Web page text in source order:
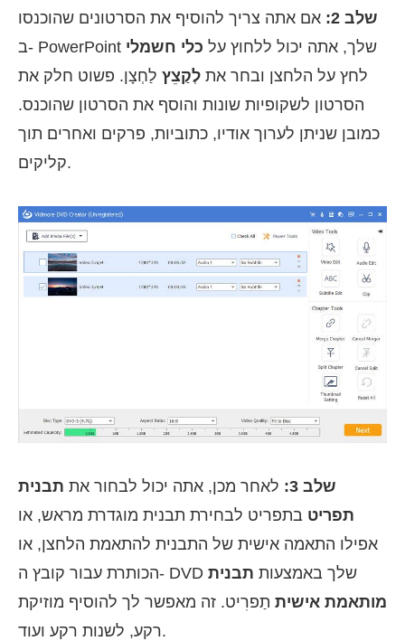
שלב 2:
אם אתה צריך להוסיף את הסרטונים שהוכנסו
ב- PowerPoint שלך, אתה יכול ללחוץ על כלי חשמלי
לחץ על הלחצן ובחר את לְקַצֵץ לַחְצָן. פשוט חלק את
הסרטון לשקופיות שונות והוסף את הסרטון שהוכנס.
כמובן שניתן לערוך אודיו, כתוביות, פרקים ואחרים תוך
קליקים.
שלב 3: לאחר מכן, אתה יכול לבחור את תבנית
תפריט בתפריט לבחירת תבנית מוגדרת מראש, או
אפילו התאמה אישית של התבנית להתאמת הלחצן, או
הכותרת עבור קובץ ה- DVD שלך באמצעות תבנית
מותאמת אישית תַפרִיט. זה מאפשר לך להוסיף מוזיקת
רקע, לשנות רקע ועוד.